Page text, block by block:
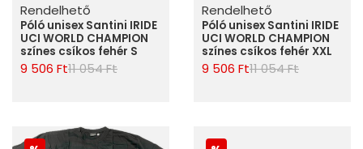
Rendelhető
Póló unisex Santini IRIDE
UCI WORLD CHAMPION
színes csíkos fehér S
9 506 Ft11 054 Ft
Rendelhető
Póló unisex Santini IRIDE
UCI WORLD CHAMPION
színes csíkos fehér XXL
9 506 Ft11 054 Ft